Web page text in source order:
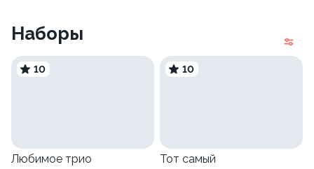
Наборы
10
Любимое трио
10
Тот самый